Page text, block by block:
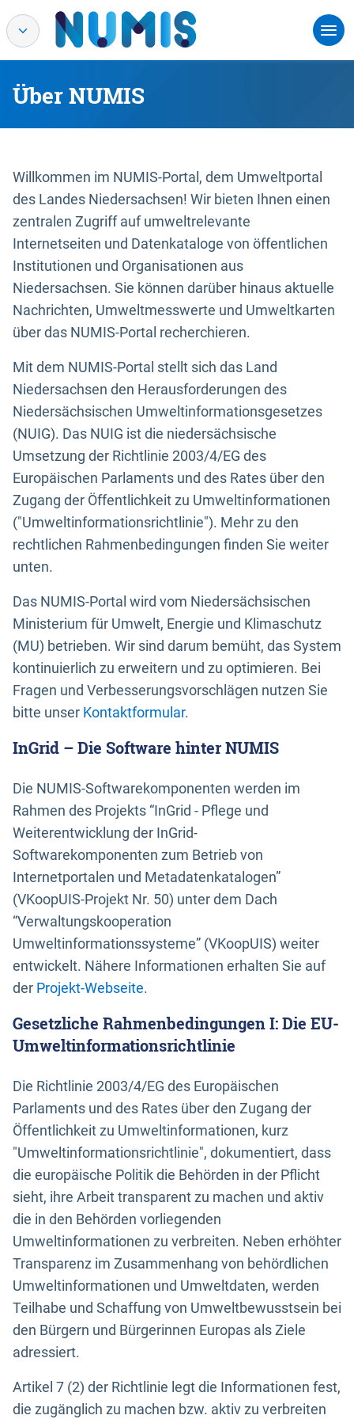
Über NUMIS
Willkommen im NUMIS-Portal, dem Umweltportal
des Landes Niedersachsen! Wir bieten Ihnen einen
zentralen Zugriff auf umweltrelevante
Internetseiten und Datenkataloge von öffentlichen
Institutionen und Organisationen aus
Niedersachsen. Sie können darüber hinaus aktuelle
Nachrichten, Umweltmesswerte und Umweltkarten
über das NUMIS-Portal recherchieren.
Mit dem NUMIS-Portal stellt sich das Land
Niedersachsen den Herausforderungen des
Niedersächsischen Umweltinformationsgesetzes
(NUIG). Das NUIG ist die niedersächsische
Umsetzung der Richtlinie 2003/4/EG des
Europäischen Parlaments und des Rates über den
Zugang der Öffentlichkeit zu Umweltinformationen
("Umweltinformationsrichtlinie"). Mehr zu den
rechtlichen Rahmenbedingungen finden Sie weiter
unten.
Das NUMIS-Portal wird vom Niedersächsischen
Ministerium für Umwelt, Energie und Klimaschutz
(MU) betrieben. Wir sind darum bemüht, das System
kontinuierlich zu erweitern und zu optimieren. Bei
Fragen und Verbesserungsvorschlägen nutzen Sie
bitte unser Kontaktformular.
InGrid – Die Software hinter NUMIS
Die NUMIS-Softwarekomponenten werden im
Rahmen des Projekts “InGrid - Pflege und
Weiterentwicklung der InGrid-
Softwarekomponenten zum Betrieb von
Internetportalen und Metadatenkatalogen”
(VKoopUIS-Projekt Nr. 50) unter dem Dach
“Verwaltungskooperation
Umweltinformationssysteme” (VKoopUIS) weiter
entwickelt. Nähere Informationen erhalten Sie auf
der Projekt-Webseite.
Gesetzliche Rahmenbedingungen I: Die EU-
Umweltinformationsrichtlinie
Die Richtlinie 2003/4/EG des Europäischen
Parlaments und des Rates über den Zugang der
Öffentlichkeit zu Umweltinformationen, kurz
"Umweltinformationsrichtlinie", dokumentiert, dass
die europäische Politik die Behörden in der Pflicht
sieht, ihre Arbeit transparent zu machen und aktiv
die in den Behörden vorliegenden
Umweltinformationen zu verbreiten. Neben erhöhter
Transparenz im Zusammenhang von behördlichen
Umweltinformationen und Umweltdaten, werden
Teilhabe und Schaffung von Umweltbewusstsein bei
den Bürgern und Bürgerinnen Europas als Ziele
adressiert.
Artikel 7 (2) der Richtlinie legt die Informationen fest,
die zugänglich zu machen bzw. aktiv zu verbreiten